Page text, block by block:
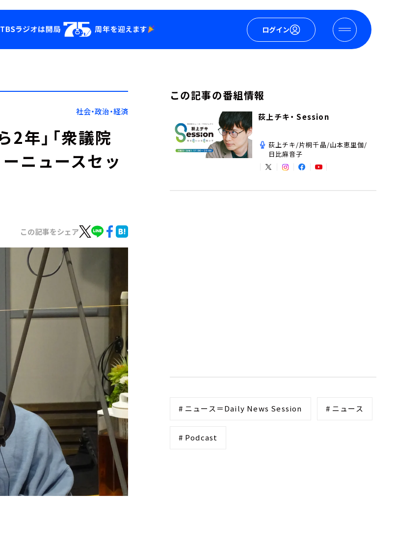
ログイン
YouTube
会社情報社会・政治・経済
2年」「衆議院
ニュースセッ
この記事をシェア
この記事の番組情報
荻上チキ・ Session
荻上チキ/片桐千晶/山本恵里伽/
日比麻音子
# ニュース＝Daily News Session # ニュース
# Podcast